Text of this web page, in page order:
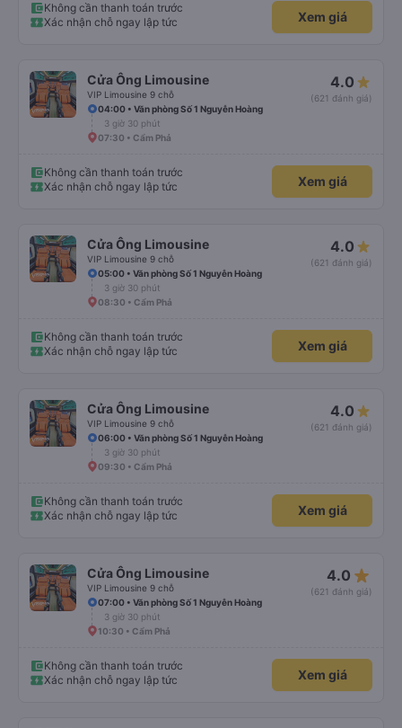
Không cần thanh toán trước
Xác nhận chỗ ngay lập tức
Xem giá
Cửa Ông Limousine
VIP Limousine 9 chỗ
4.0
(621 đánh giá)
04:00 • Văn phòng Số 1 Nguyễn Hoàng
3 giờ 30 phút
07:30 • Cẩm Phả
Không cần thanh toán trước
Xác nhận chỗ ngay lập tức
Xem giá
Cửa Ông Limousine
VIP Limousine 9 chỗ
4.0
(621 đánh giá)
05:00 • Văn phòng Số 1 Nguyễn Hoàng
3 giờ 30 phút
08:30 • Cẩm Phả
Không cần thanh toán trước
Xác nhận chỗ ngay lập tức
Xem giá
Cửa Ông Limousine
VIP Limousine 9 chỗ
4.0
(621 đánh giá)
06:00 • Văn phòng Số 1 Nguyễn Hoàng
3 giờ 30 phút
09:30 • Cẩm Phả
Không cần thanh toán trước
Xác nhận chỗ ngay lập tức
Xem giá
Cửa Ông Limousine
VIP Limousine 9 chỗ
4.0 star_rate
(621 đánh giá)
07:00 • Văn phòng Số 1 Nguyễn Hoàng
3 giờ 30 phút
10:30 • Cẩm Phả
Không cần thanh toán trước
Xác nhận chỗ ngay lập tức
Xem giá